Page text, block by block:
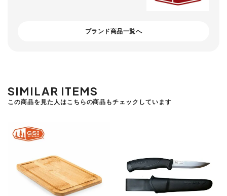
ブランド商品一覧へ
SIMILAR ITEMS
この商品を見た人はこちらの商品もチェックしています